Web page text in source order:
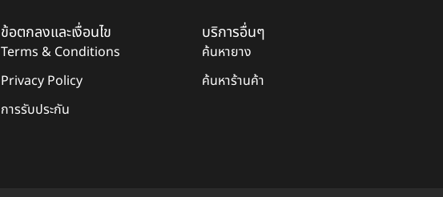
ข้อตกลงและเงื่อนไข
Terms & Conditions
Privacy Policy
การรับประกัน
บริการอื่นๆ
ค้นหายาง
ค้นหาร้านค้า